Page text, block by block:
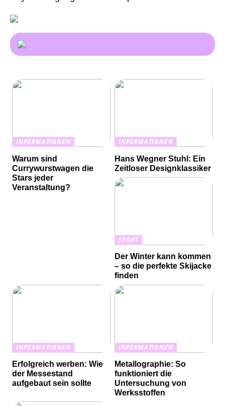
INFORMATIONEN
Warum sind
Currywurstwagen die
Stars jeder
Veranstaltung?
INFORMATIONEN
Hans Wegner Stuhl: Ein
Zeitloser Designklassiker
SPORT
Der Winter kann kommen
– so die perfekte Skijacke
finden
INFORMATIONEN
Erfolgreich werben: Wie
der Messestand
aufgebaut sein sollte
INFORMATIONEN
Metallographie: So
funktioniert die
Untersuchung von
Werksstoffen